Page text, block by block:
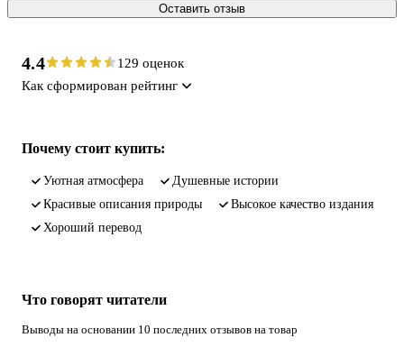
Оставить отзыв
4.4
129 оценок
Как сформирован рейтинг
Почему стоит купить:
уютная атмосфера
душевные истории
красивые описания природы
высокое качество издания
хороший перевод
Что говорят читатели
Выводы на основании 10 последних отзывов на товар